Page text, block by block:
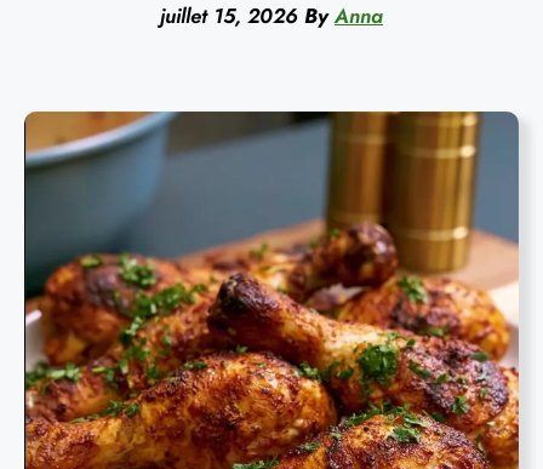
juillet 15, 2026 By Anna